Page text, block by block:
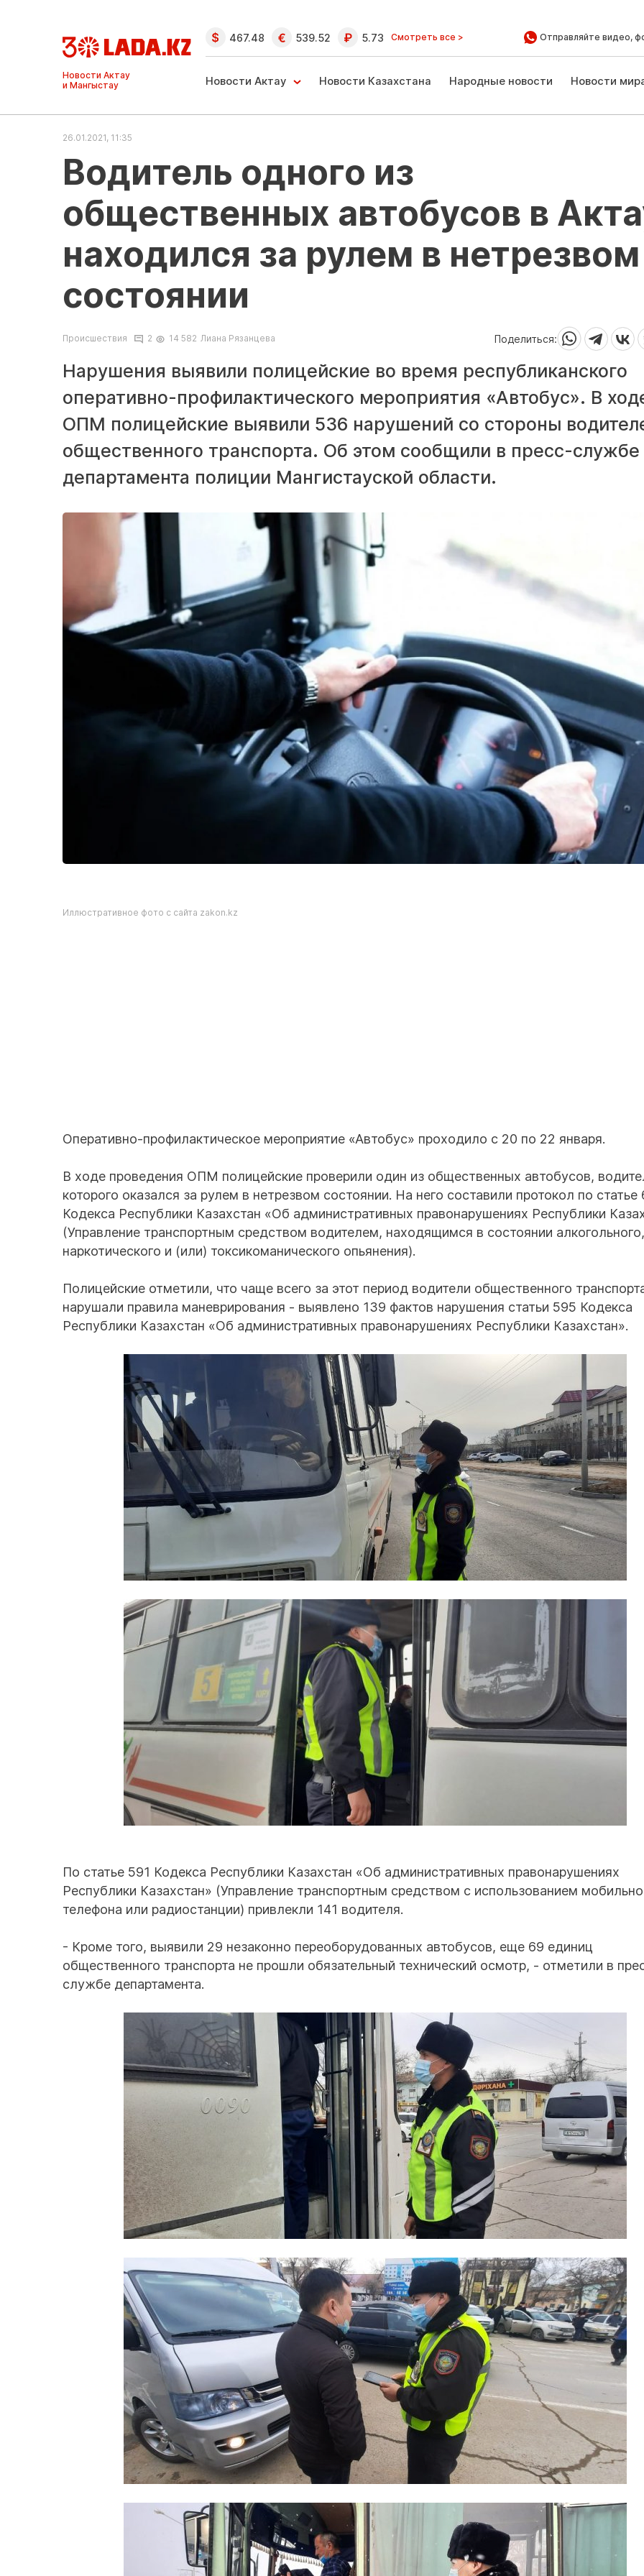
Ақтау және
Манғыстау
жаңалықтары
467.48 539.52 5.73 Смотреть все > Отправляйте видео,
Новости Актау Новости Казахстана Народные новости Новости
26.01.2021, 11:35
Водитель одного из
общественных автобусов в
находился за рулем в нетрезвом
состоянии
Происшествия 2 14 582 Лиана Рязанцева Поделиться:
Нарушения выявили полицейские во время республиканского
оперативно-профилактического мероприятия «Автобус». В
ОПМ полицейские выявили 536 нарушений со стороны
общественного транспорта. Об этом сообщили в пресс-службе
департамента полиции Мангистауской области.
Иллюстративное фото с сайта zakon.kz
Оперативно-профилактическое мероприятие «Автобус» проходило с 20 по 22 января.
В ходе проведения ОПМ полицейские проверили один из общественных автобусов,
которого оказался за рулем в нетрезвом состоянии. На него составили протокол по статье
Кодекса Республики Казахстан «Об административных правонарушениях Республики
(Управление транспортным средством водителем, находящимся в состоянии алкогольного,
наркотического и (или) токсикоманического опьянения).
Полицейские отметили, что чаще всего за этот период водители общественного
нарушали правила маневрирования - выявлено 139 фактов нарушения статьи 595 Кодекса
Республики Казахстан «Об административных правонарушениях Республики Казахстан».
По статье 591 Кодекса Республики Казахстан «Об административных правонарушениях
Республики Казахстан» (Управление транспортным средством с использованием
телефона или радиостанции) привлекли 141 водителя.
- Кроме того, выявили 29 незаконно переоборудованных автобусов, еще 69 единиц
общественного транспорта не прошли обязательный технический осмотр, - отметили в
службе департамента.